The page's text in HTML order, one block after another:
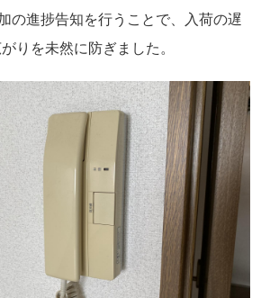
の進捗告知を行うことで、入荷の遅
りを未然に防ぎました。